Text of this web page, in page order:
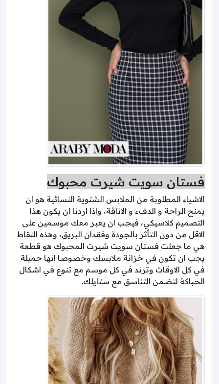
فستان سويت شيرت محبوك
الاشياء المطلوبة من الملابس الشتوية النسائية هو ان
يمنح الراحة و الدفء و الاناقة، واذا اردنا ان يكون هذا
التصميم كلاسيكي، فيجب ان يعبر معك موسمين على
الاقل من دون التأثر بالجودة وفقدان البريق، وهذه النقاط
هي ما جعلت فستان سويت شيرت المحبوك هو قطعة
يجب ان تكون في خزانة ملابسك وخصوصا انها جميلة
في كل الاوقات وترند في كل موسم مع تنوع في اشكال
الحباكة لتضمن التناسق مع ستايلك.